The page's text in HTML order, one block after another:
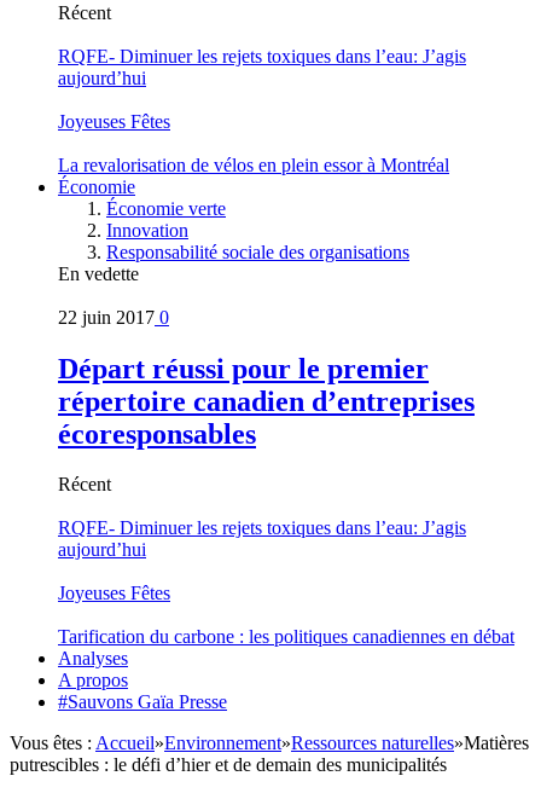
Récent
RQFE- Diminuer les rejets toxiques dans l’eau: J’agis
aujourd’hui
Joyeuses Fêtes
La revalorisation de vélos en plein essor à Montréal
Économie
Économie verte
Innovation
Responsabilité sociale des organisations
En vedette
22 juin 2017 0
Départ réussi pour le premier
répertoire canadien d’entreprises
écoresponsables
Récent
RQFE- Diminuer les rejets toxiques dans l’eau: J’agis
aujourd’hui
Joyeuses Fêtes
Tarification du carbone : les politiques canadiennes en débat
Analyses
A propos
#Sauvons Gaïa Presse
Vous êtes : Accueil»Environnement»Ressources naturelles»Matières
putrescibles : le défi d’hier et de demain des municipalités